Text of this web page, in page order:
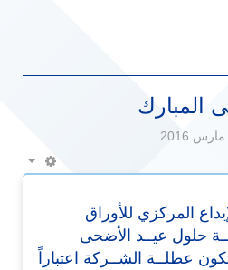
المبارك
المركزي للأوراق
حلول عيــد الأضحى
عطلــة الشــركة اعتباراً